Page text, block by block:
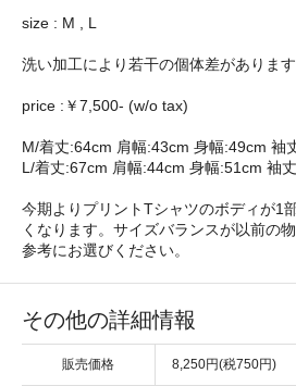
size : M , L
洗い加工により若干の個体差がありま
price :￥7,500- (w/o tax)
M/着丈:64cm 肩幅:43cm 身幅:49cm 袖
L/着丈:67cm 肩幅:44cm 身幅:51cm 袖
今期よりプリントTシャツのボディが1
くなります。サイズバランスが以前の
参考にお選びください。
その他の詳細情報
販売価格 8,250円(税750円)